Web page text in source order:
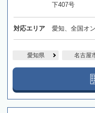
下407号
対応エリア 愛知、全国オ
愛知県 名古屋